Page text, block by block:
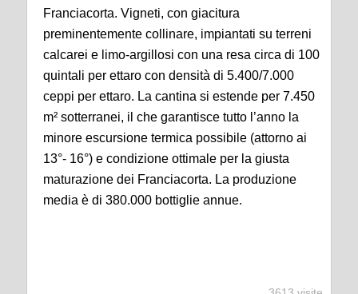
Franciacorta. Vigneti, con giacitura
preminentemente collinare, impiantati su terreni
calcarei e limo-argillosi con una resa circa di 100
quintali per ettaro con densità di 5.400/7.000
ceppi per ettaro. La cantina si estende per 7.450
m² sotterranei, il che garantisce tutto l’anno la
minore escursione termica possibile (attorno ai
13°- 16°) e condizione ottimale per la giusta
maturazione dei Franciacorta. La produzione
media è di 380.000 bottiglie annue.